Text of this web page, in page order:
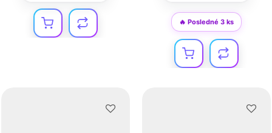
🔥 Posledné 3 ks